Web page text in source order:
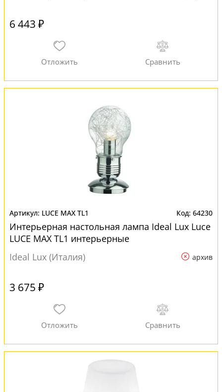
6 443 ₽
LUCE MAX TL1 64230
Интерьерная настольная лампа Ideal Lux Luce
LUCE MAX TL1 интерьерные
Ideal Lux (Италия)
архив
3 675 ₽